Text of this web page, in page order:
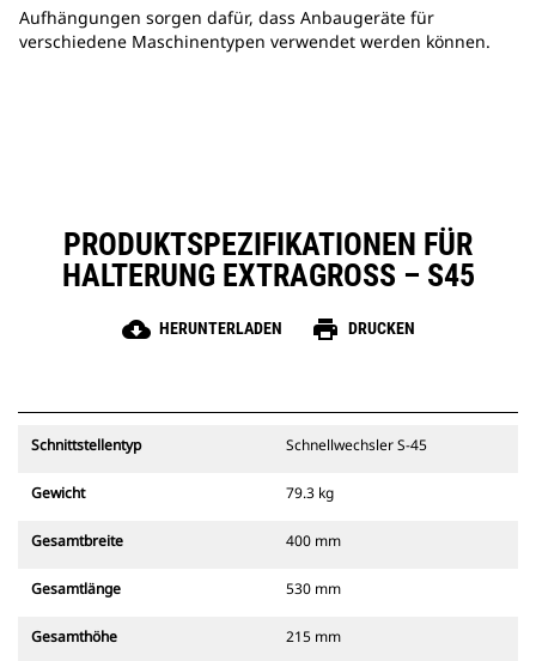
Aufhängungen sorgen dafür, dass Anbaugeräte für
verschiedene Maschinentypen verwendet werden können.
PRODUKTSPEZIFIKATIONEN FÜR
HALTERUNG EXTRAGROSS – S45
cloud_download HERUNTERLADEN print DRUCKEN
Schnittstellentyp Schnellwechsler S-45
Gewicht 79.3 kg
Gesamtbreite 400 mm
Gesamtlänge 530 mm
Gesamthöhe 215 mm